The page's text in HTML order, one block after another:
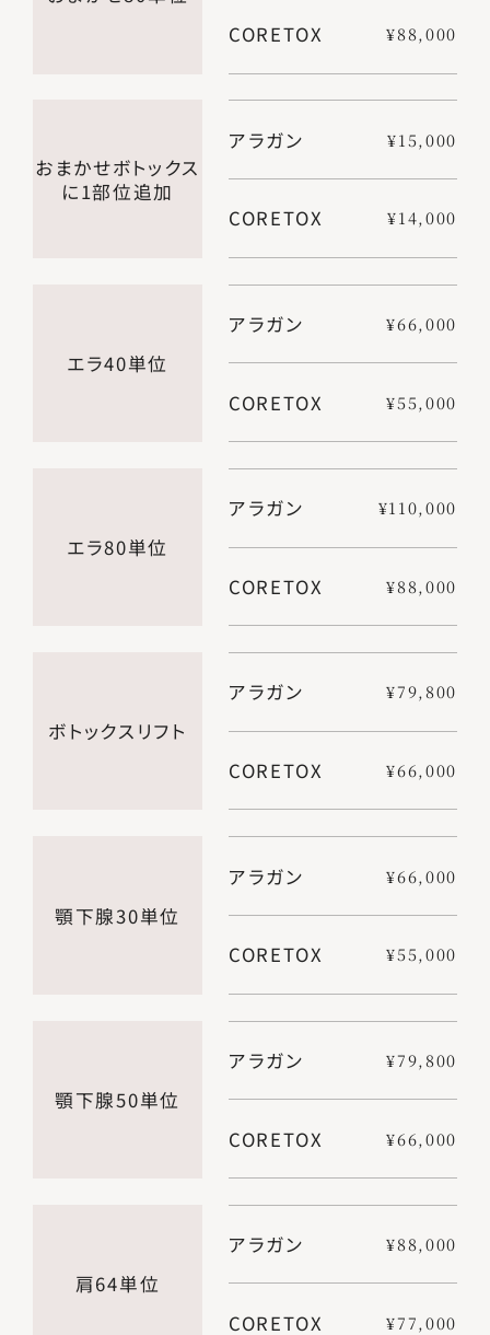
CORETOX ¥88,000
おまかせボトックス
に1部位追加
アラガン ¥15,000
CORETOX ¥14,000
エラ40単位
アラガン ¥66,000
CORETOX ¥55,000
エラ80単位
アラガン ¥110,000
CORETOX ¥88,000
ボトックスリフト
アラガン ¥79,800
CORETOX ¥66,000
顎下腺30単位
アラガン ¥66,000
CORETOX ¥55,000
顎下腺50単位
アラガン ¥79,800
CORETOX ¥66,000
肩64単位
アラガン ¥88,000
CORETOX ¥77,000